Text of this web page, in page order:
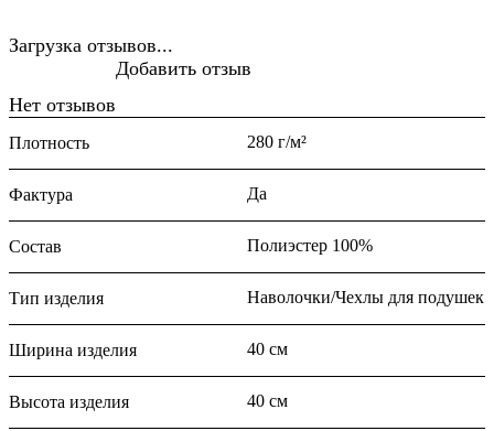
Загрузка отзывов...
Нет отзывов
Добавить отзыв
Плотность 280 г/м²
Фактура Да
Состав Полиэстер 100%
Тип изделия Наволочки/Чехлы для подушек
Ширина изделия 40 см
Высота изделия 40 см